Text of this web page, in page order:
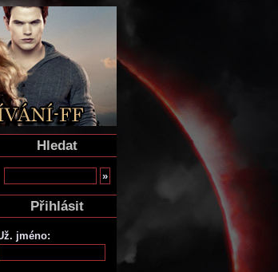
Hledat
Přihlásit
jméno: